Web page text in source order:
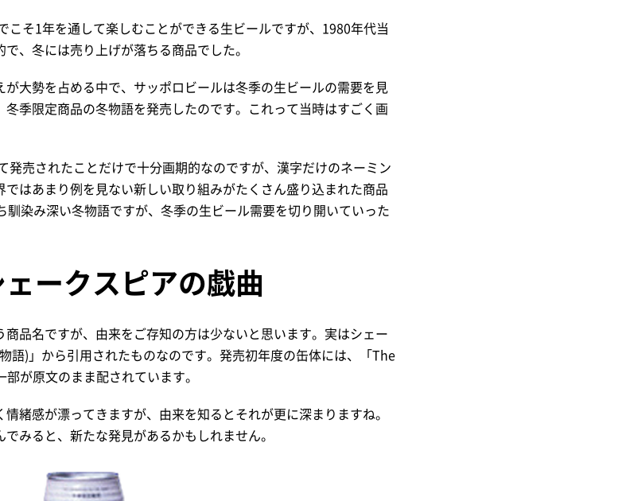
こそ1年を通して楽しむことができる生ビールですが、1980年代当
、冬には売り上げが落ちる商品でした。
大勢を占める中で、サッポロビールは冬季の生ビールの需要を見
季限定商品の冬物語を発売したのです。これって当時はすごく画
発売されたことだけで十分画期的なのですが、漢字だけのネーミン
はあまり例を見ない新しい取り組みがたくさん盛り込まれた商品
染み深い冬物語ですが、冬季の生ビール需要を切り開いていった
ークスピアの戯曲
品名ですが、由来をご存知の方は少ないと思います。実はシェー
語)」から引用されたものなのです。発売初年度の缶体には、「The
が原文のまま配されています。
緒感が漂ってきますが、由来を知るとそれが更に深まりますね。
みると、新たな発見があるかもしれません。